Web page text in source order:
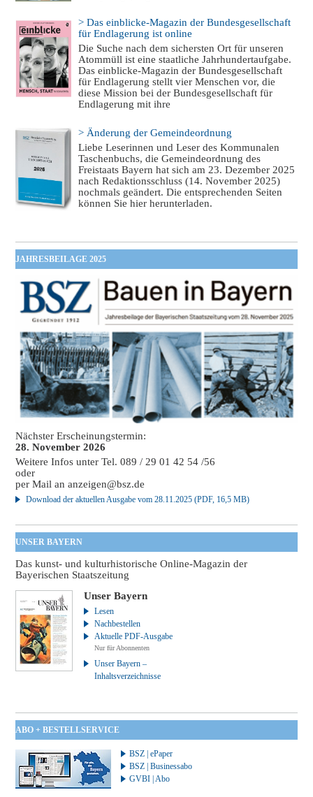
> Das einblicke-Magazin der Bundesgesellschaft
für Endlagerung ist online
Die Suche nach dem sichersten Ort für unseren
Atommüll ist eine staatliche Jahrhundertaufgabe.
Das einblicke-Magazin der Bundesgesellschaft
für Endlagerung stellt vier Menschen vor, die
diese Mission bei der Bundesgesellschaft für
Endlagerung mit ihre
> Änderung der Gemeindeordnung
Liebe Leserinnen und Leser des Kommunalen
Taschenbuchs, die Gemeindeordnung des
Freistaats Bayern hat sich am 23. Dezember 2025
nach Redaktionsschluss (14. November 2025)
nochmals geändert. Die entsprechenden Seiten
können Sie hier herunterladen.
JAHRESBEILAGE 2025
Nächster Erscheinungstermin:
28. November 2026
Weitere Infos unter Tel. 089 / 29 01 42 54 /56
oder
per Mail ananzeigen@bsz.de
Download der aktuellen Ausgabe vom 28.11.2025 (PDF, 16,5 MB)
UNSER BAYERN
Das kunst- und kulturhistorische Online-Magazin der
Bayerischen Staatszeitung
Unser Bayern
Lesen
Nachbestellen
Aktuelle PDF-Ausgabe
Nur für Abonnenten
Unser Bayern –
Inhaltsverzeichnisse
ABO + BESTELLSERVICE
BSZ | ePaper
BSZ | Businessabo
GVBI | Abo